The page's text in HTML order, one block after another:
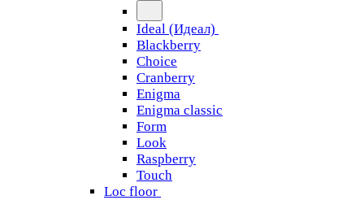
Ideal (Идеал)
Blackberry
Choice
Cranberry
Enigma
Enigma classic
Form
Look
Raspberry
Touch
Loc floor